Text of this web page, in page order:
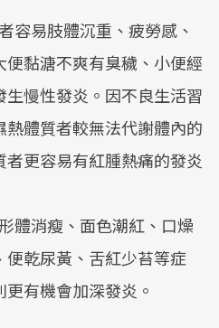
容易肢體沉重、疲勞感、
黏溏不爽有臭穢、小便經
慢性發炎。因不良生活習
體質者較無法代謝體內的
更容易有紅腫熱痛的發炎
體消瘦、面色潮紅、口燥
乾尿黃、舌紅少苔等症
有機會加深發炎。